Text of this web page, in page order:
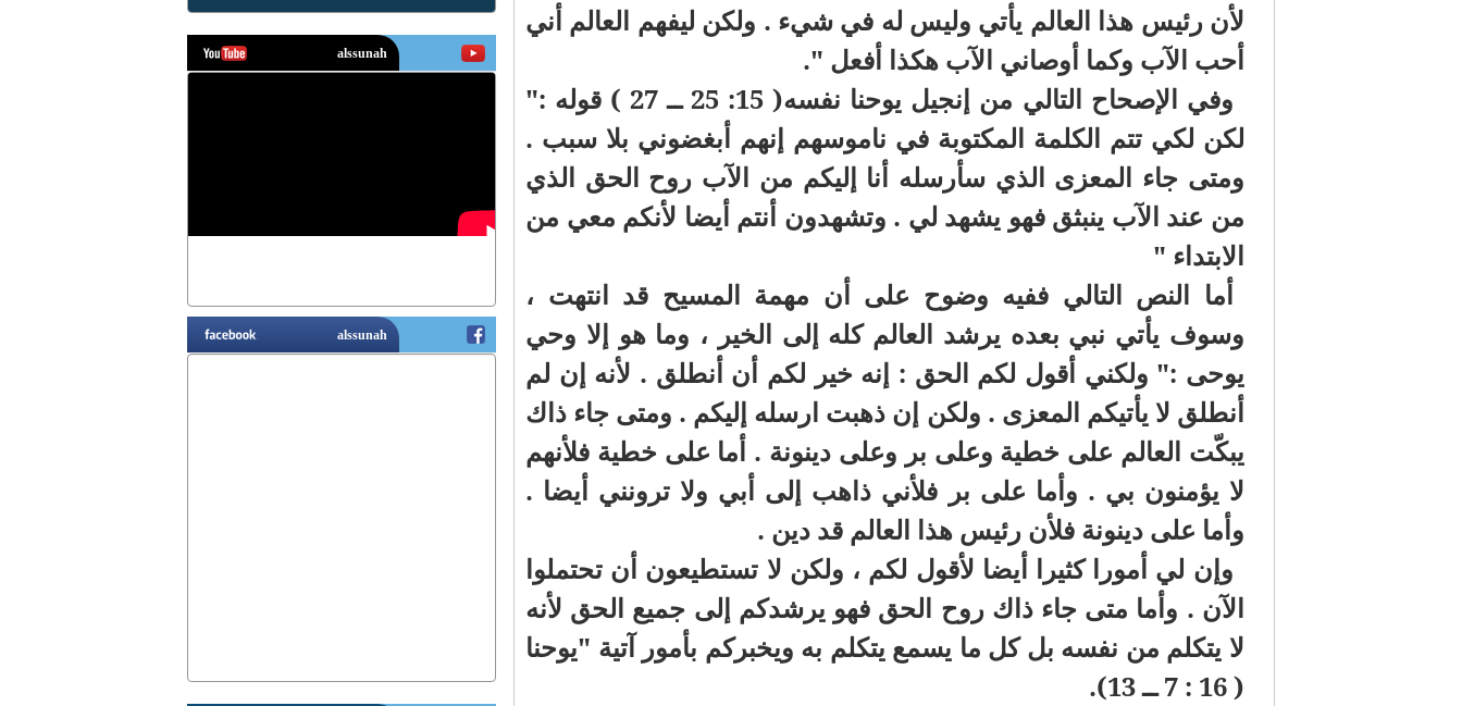
لأن رئيس هذا العالم يأتي وليس له في شيء . ولكن ليفهم العالم أني
أحب الآب وكما أوصاني الآب هكذا أفعل ".
وفي الإصحاح التالي من إنجيل يوحنا نفسه( 15: 25 ــ 27 ) قوله :"
لكن لكي تتم الكلمة المكتوبة في ناموسهم إنهم أبغضوني بلا سبب .
ومتى جاء المعزى الذي سأرسله أنا إليكم من الآب روح الحق الذي
من عند الآب ينبثق فهو يشهد لي . وتشهدون أنتم أيضا لأنكم معي من
الابتداء "
أما النص التالي ففيه وضوح على أن مهمة المسيح قد انتهت ،
وسوف يأتي نبي بعده يرشد العالم كله إلى الخير ، وما هو إلا وحي
يوحى :" ولكني أقول لكم الحق : إنه خير لكم أن أنطلق . لأنه إن لم
أنطلق لا يأتيكم المعزى . ولكن إن ذهبت ارسله إليكم . ومتى جاء ذاك
يبكّت العالم على خطية وعلى بر وعلى دينونة . أما على خطية فلأنهم
لا يؤمنون بي . وأما على بر فلأني ذاهب إلى أبي ولا ترونني أيضا .
وأما على دينونة فلأن رئيس هذا العالم قد دين .
وإن لي أمورا كثيرا أيضا لأقول لكم ، ولكن لا تستطيعون أن تحتملوا
الآن . وأما متى جاء ذاك روح الحق فهو يرشدكم إلى جميع الحق لأنه
لا يتكلم من نفسه بل كل ما يسمع يتكلم به ويخبركم بأمور آتية "يوحنا
( 16 : 7 ــ 13).